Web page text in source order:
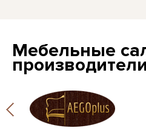
Мебельные
производители